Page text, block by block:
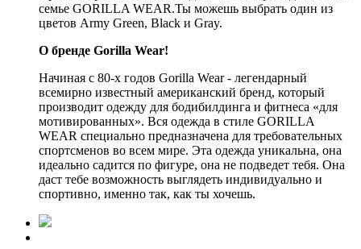
семье GORILLA WEAR.Ты можешь выбрать один из
цветов Army Green, Black и Gray.
О бренде Gorilla Wear!
Начиная с 80-х годов Gorilla Wear - легендарный
всемирно известный американский бренд, который
производит одежду для бодибилдинга и фитнеса «для
мотивированных». Вся одежда в стиле GORILLA
WEAR специально предназначена для требовательных
спортсменов во всем мире. Эта одежда уникальна, она
идеально садится по фигуре, она не подведет тебя. Она
даст тебе возможность выглядеть индивидуально и
спортивно, именно так, как ты хочешь.